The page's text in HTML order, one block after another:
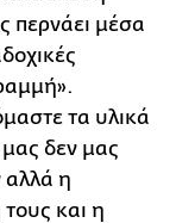
περνάει μέσα
τα υλικά
μας δεν μας
αλλά η
και η